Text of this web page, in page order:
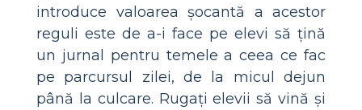
introduce valoarea șocantă a acestor
reguli este de a-i face pe elevi să țină
un jurnal pentru temele a ceea ce fac
pe parcursul zilei, de la micul dejun
până la culcare. Rugați elevii să vină și